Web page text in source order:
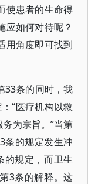
使患者的生命得
应如何对待呢？
用角度即可找到
33条的同时，我
“医疗机构以救
为宗旨。”当第
条的规定发生冲
的规定，而卫生
3条的解释。这